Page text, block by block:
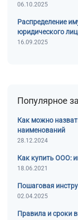
06.10.2025
Распределение
юридического
16.09.2025
Популярное
Как можно
наименований
28.12.2024
Как купить ООО:
18.06.2021
Пошаговая
02.04.2025
Правила и сроки